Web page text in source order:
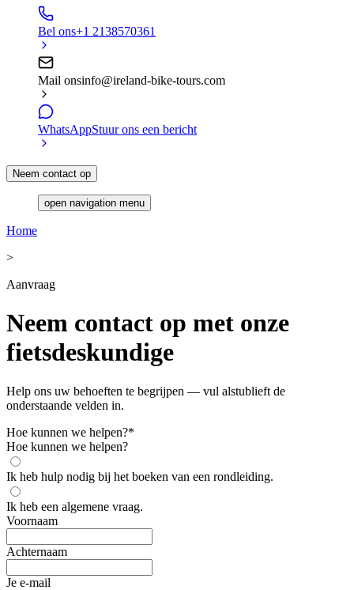
Bel ons+1 2138570361
Mail onsinfo@ireland-bike-tours.com
WhatsAppStuur ons een bericht
Neem contact op
open navigation menu
Home
>
Aanvraag
Neem contact op met onze
fietsdeskundige
Help ons uw behoeften te begrijpen — vul alstublieft de
onderstaande velden in.
Hoe kunnen we helpen?*
Hoe kunnen we helpen?
Ik heb hulp nodig bij het boeken van een rondleiding.
Ik heb een algemene vraag.
Voornaam
Achternaam
Je e-mail